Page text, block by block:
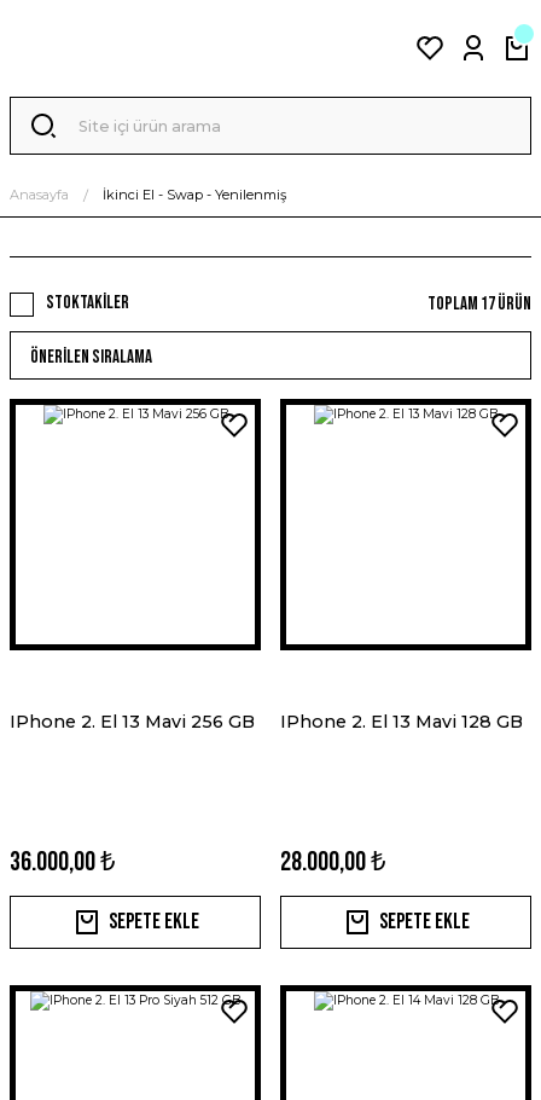
Anasayfa İkinci El - Swap - Yenilenmiş
Stoktakiler Toplam 17 ürün
IPhone 2. El 13 Mavi 256 GB
36.000,00 ₺
Sepete Ekle
IPhone 2. El 13 Mavi 128 GB
28.000,00 ₺
Sepete Ekle